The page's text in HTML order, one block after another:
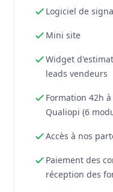
Logiciel de
Mini site
Widget
leads vendeurs
Formation 42h
Qualiopi (6
Accès à nos
Paiement des
réception des